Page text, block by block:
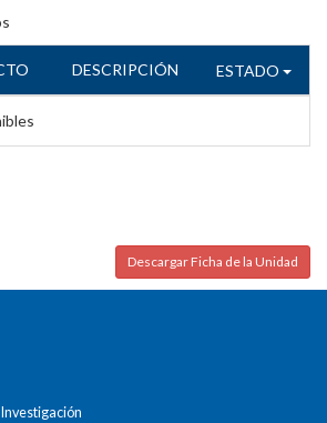
DESCRIPCIÓN ESTADO
Descargar Ficha de la Unidad